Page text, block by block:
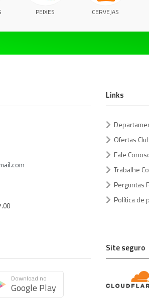
PEIXES CERVEJAS
Links
Ofertas
Fale
Trabalhe
Perguntas
Política de
Download no
Google Play
Site seguro